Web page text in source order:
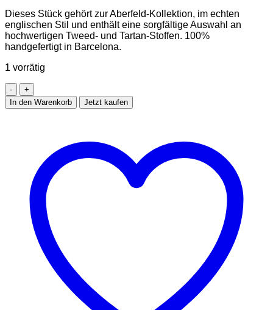
Dieses Stück gehört zur Aberfeld-Kollektion, im echten
englischen Stil und enthält eine sorgfältige Auswahl an
hochwertigen Tweed- und Tartan-Stoffen. 100%
handgefertigt in Barcelona.
1 vorrätig
Hirschkopf
Ash
Menge
In den Warenkorb Jetzt kaufen